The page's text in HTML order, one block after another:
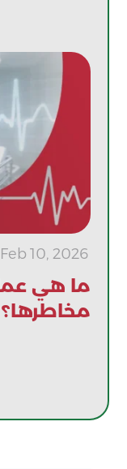
Feb 10, 2026
ما هي
مخاطرها؟